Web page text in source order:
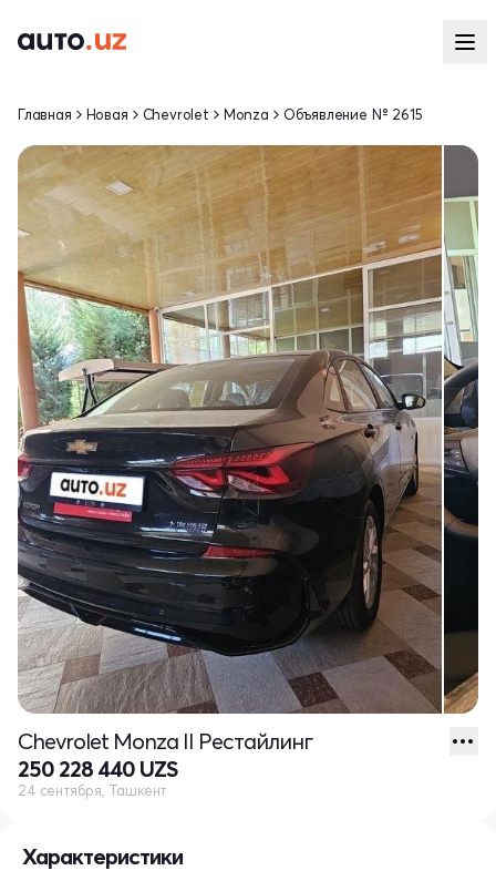
Характеристики
Главная Новая Chevrolet Monza Объявление № 2615
Chevrolet Monza II Рестайлинг
250 228 440 UZS
24 сентября, Ташкент